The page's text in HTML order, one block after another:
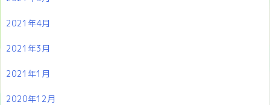
2021年4月
2021年3月
2021年1月
2020年12月